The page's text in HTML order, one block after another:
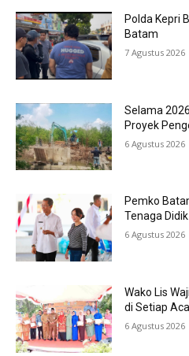
Polda Kepri
Batam
7 Agustus 2026
Selama
Proyek
6 Agustus 2026
Pemko
Tenaga Didik
6 Agustus 2026
Wako Lis
di Setiap
6 Agustus 2026